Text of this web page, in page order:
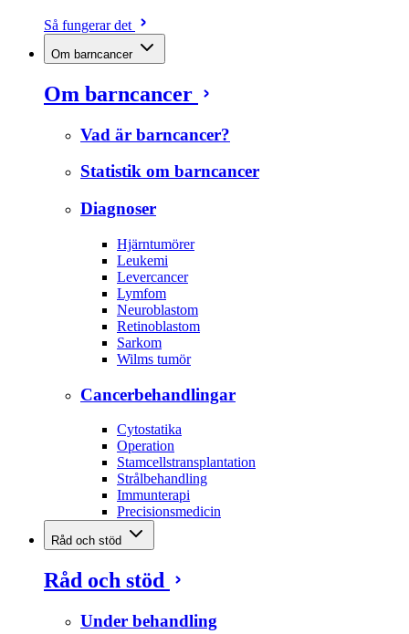
Så fungerar det
Om barncancer
Om barncancer
Vad är barncancer?
Statistik om barncancer
Diagnoser
Hjärntumörer
Leukemi
Levercancer
Lymfom
Neuroblastom
Retinoblastom
Sarkom
Wilms tumör
Cancerbehandlingar
Cytostatika
Operation
Stamcellstransplantation
Strålbehandling
Immunterapi
Precisionsmedicin
Råd och stöd
Råd och stöd
Under behandling